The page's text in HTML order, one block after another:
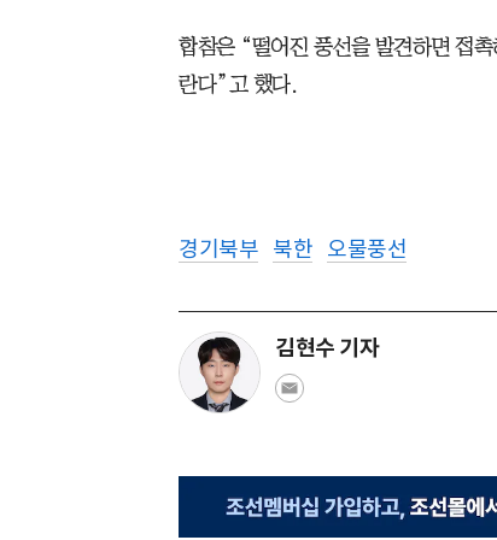
합참은 “떨어진 풍선을 발견하면 접
란다”고 했다.
경기북부 북한 오물풍선
김현수 기자